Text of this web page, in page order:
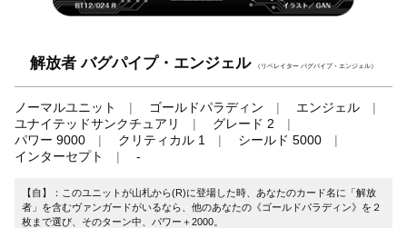
解放者 バグパイプ・エンジェル （リベレイター バグパイプ・エンジェル）
ノーマルユニット ゴールドパラディン
エンジェル
ユナイテッドサンクチュアリ
グレード 2
パワー 9000
クリティカル 1
シールド 5000
インターセプト
-
【自】：このユニットが山札から(R)に登場した時、あなたのカード名に「解放
者」を含むヴァンガードがいるなら、他のあなたの《ゴールドパラディン》を２
枚まで選び、そのターン中、パワー＋2000。